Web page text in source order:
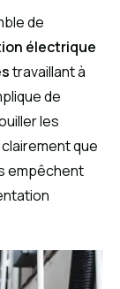
de
électrique
travaillant à
de
les
que
empêchent